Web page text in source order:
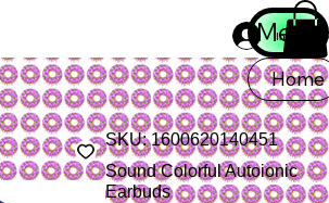
Home
Menu
Iniciar
SKU: 1600620140451
Sound Colorful Autoionic
Earbuds